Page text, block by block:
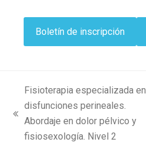
Boletín de inscripción
previous
post:
Fisioterapia especializada en
disfunciones perineales.
Abordaje en dolor pélvico y
fisiosexología. Nivel 2